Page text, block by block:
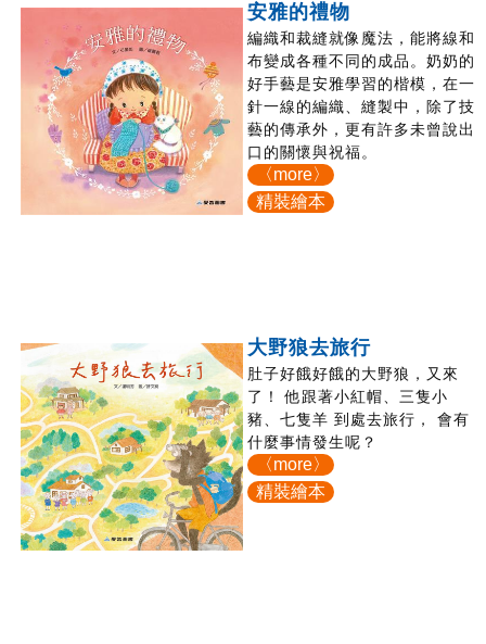
安雅的禮物
編織和裁縫就像魔法，能將線和
布變成各種不同的成品。奶奶的
好手藝是安雅學習的楷模，在一
針一線的編織、縫製中，除了技
藝的傳承外，更有許多未曾說出
口的關懷與祝福。
〈more〉
精裝繪本
大野狼去旅行
肚子好餓好餓的大野狼，又來
了！ 他跟著小紅帽、三隻小
豬、七隻羊 到處去旅行， 會有
什麼事情發生呢？
〈more〉
精裝繪本